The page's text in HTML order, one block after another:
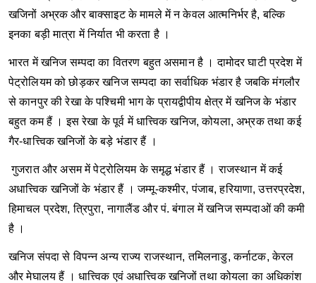
खजिनों अभ्रक और बाक्साइट के मामले में न केवल आत्मनिर्भर है, बल्कि
इनका बड़ी मात्रा में निर्यात भी करता है ।
भारत में खनिज सम्पदा का वितरण बहुत असमान है ।दामोदर घाटी प्रदेश में
पेट्रोलियम को छोड़कर खनिज सम्पदा का सर्वाधिक भंडार है जबकि मंगलौर
से कानपुर की रेखा के पश्चिमी भाग के प्रायद्वीपीय क्षेत्र में खनिज के भंडार
बहुत कम हैं । इस रेखा के पूर्व में धात्त्विक खनिज, कोयला, अभ्रक तथा कई
गैर-धात्त्विक खनिजों के बड़े भंडार हैं ।
गुजरात और असम में पेट्रोलियम के समृद्ध भंडार हैं । राजस्थान में कई
अधात्त्विक खनिजों के भंडार हैं ।जम्मू-कश्मीर, पंजाब, हरियाणा, उत्तरप्रदेश,
हिमाचल प्रदेश, त्रिपुरा, नागालैंड और पं. बंगाल में खनिज सम्पदाओं की कमी
है ।
खनिज संपदा से विपन्न अन्य राज्य राजस्थान, तमिलनाडु, कर्नाटक, केरल
और मेघालय हैं । धात्त्विक एवं अधात्त्विक खनिजों तथा कोयला का अधिकांश